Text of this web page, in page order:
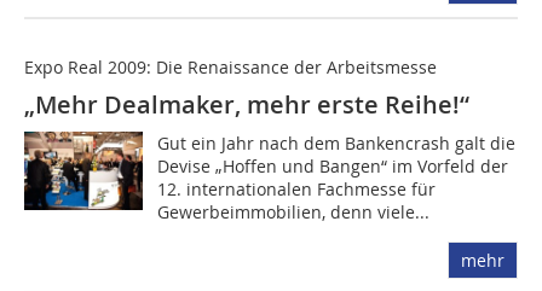
Expo Real 2009: Die Renaissance der Arbeitsmesse
„Mehr Dealmaker, mehr erste Reihe!“
Gut ein Jahr nach dem Bankencrash galt die
Devise „Hoffen und Bangen“ im Vorfeld der
12. internationalen Fachmesse für
Gewerbeimmobilien, denn viele...
mehr